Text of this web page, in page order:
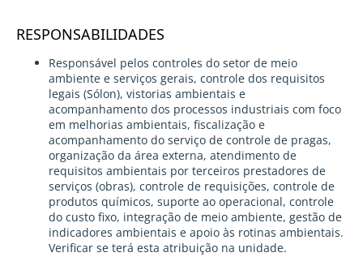
RESPONSABILIDADES
Responsável pelos controles do setor de meio
ambiente e serviços gerais, controle dos requisitos
legais (Sólon), vistorias ambientais e
acompanhamento dos processos industriais com foco
em melhorias ambientais, fiscalização e
acompanhamento do serviço de controle de pragas,
organização da área externa, atendimento de
requisitos ambientais por terceiros prestadores de
serviços (obras), controle de requisições, controle de
produtos químicos, suporte ao operacional, controle
do custo fixo, integração de meio ambiente, gestão de
indicadores ambientais e apoio às rotinas ambientais.
Verificar se terá esta atribuição na unidade.